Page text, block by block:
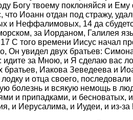
Богу твоему поклоняйся и
Иоанн отдан под стражу,
и Неффалимовых, 14 да
за Иорданом, Галилея
С того времени Иисус начал
Он увидел двух братьев:
за Мною, и Я сделаю вас
братьев, Иакова Зеведеева и
и отца своего,
болезнь и всякую немощь в
и припадками, и бесноватых,
и Иерусалима, и Иудеи, и из-